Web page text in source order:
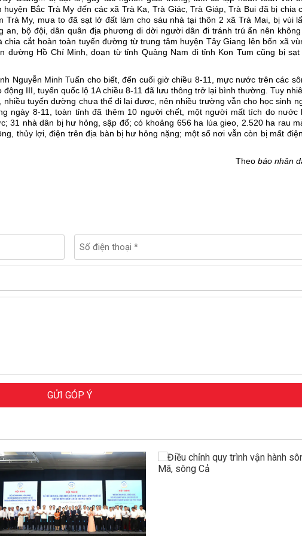
Bắc Trà My đến các xã Trà Ka, Trà Giác, Trà Giáp, Trà Bui đã bị chia
Trà My, mưa to đã sạt lở đất làm cho sáu nhà tại thôn 2 xã Trà Mai, bị vùi
an, bộ đội, dân quân địa phương di dời người dân đi tránh trú ẩn nên
cắt hoàn toàn tuyến đường từ trung tâm huyện Tây Giang lên bốn xã
đường Hồ Chí Minh, đoạn từ tỉnh Quảng Nam đi tỉnh Kon Tum cũng bị
Nguyễn Minh Tuấn cho biết, đến cuối giờ chiều 8-11, mực nước trên các
III, tuyến quốc lộ 1A chiều 8-11 đã lưu thông trở lại bình thường. Tuy
tuyến đường chưa thể đi lại được, nên nhiều trường vẫn cho học sinh
ngày 8-11, toàn tỉnh đã thêm 10 người chết, một người mất tích do nước
31 nhà dân bị hư hỏng, sập đổ; có khoảng 656 ha lúa gieo, 2.520 ha rau
thủy lợi, điện trên địa bàn bị hư hỏng nặng; một số nơi vẫn còn bị mất
Theo báo nhân
GỬI GÓP Ý